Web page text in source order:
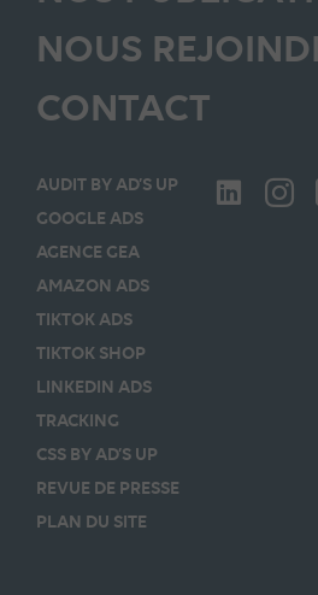
NOUS
CONTACT
AUDIT BY AD’S UP
GOOGLE ADS
AGENCE GEA
AMAZON ADS
TIKTOK ADS
TIKTOK SHOP
LINKEDIN ADS
TRACKING
CSS BY AD’S UP
REVUE DE PRESSE
PLAN DU SITE